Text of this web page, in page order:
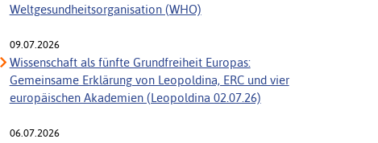
Weltgesundheitsorganisation (WHO)
09.07.2026
Wissenschaft als fünfte Grundfreiheit Europas:
Gemeinsame Erklärung von Leopoldina, ERC und vier
europäischen Akademien (Leopoldina 02.07.26)
06.07.2026